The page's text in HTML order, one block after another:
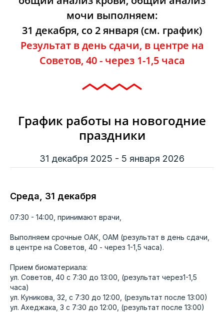
мочи выполняем:
31 декабря, со 2 января (см. график)
Результат в день сдачи, в центре на
Советов, 40 - через 1-1,5 часа
График работы на новогодние
праздники
31 декабря 2025 - 5 января 2026
Среда, 31 декабря
07:30 - 14:00, принимают врачи,
Выполняем срочные ОАК, ОАМ (результат в день сдачи,
в центре на Советов, 40 - через 1-1,5 часа).
Прием биоматериала:
ул. Советов, 40 с 7:30 до 13:00, (результат через1-1,5
часа)
ул. Куникова, 32, с 7:30 до 12:00, (результат после 13:00)
ул. Ахеджака, 3 с 7:30 до 12:00, (результат после 13:00)